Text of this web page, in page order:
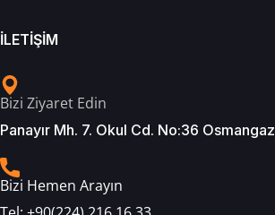
İLETİŞİM
Bizi Ziyaret Edin
Panayır Mh. 7. Okul Cd. No:36
Bizi Hemen Arayın